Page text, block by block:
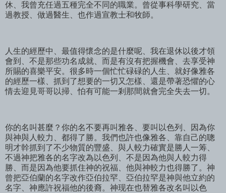
休、我曾充任過五種完全不同的職業。曾從事科學研究、當
過教授、做過醫生、也作過宣教士和牧師。
人生的經歷中、最值得懷念的是什麼呢、我在退休以後才領
會到、不是那些功名成就、而是有沒有把握機會、去享受神
所賜的喜樂平安。很多時一個忙忙碌碌的人生、就好像雅各
的經歷一樣、抓到了想要的一切又怎樣、還是帶著恐懼的心
情去迎見哥哥以掃、怕有可能一剎那間就會完全失去一切。
你的名叫甚麼？你的名不要再叫雅各、要叫以色列、因為你
與神與人較力、都得了勝。我們也許也像雅各、靠自己的聰
明才幹抓到了不少物質的豐盛、與人較力確實是勝人一筹、
不過神把雅各的名字改為以色列、不是因為他與人較力得
勝、而是因為他要抓住神的祝福、他與神較力也得勝了。神
曾把亞伯蘭的名字改作亞伯拉罕、亞伯拉罕是神與他立約的
名字、神應許祝福他的後裔。神现在也替雅各改名叫以色